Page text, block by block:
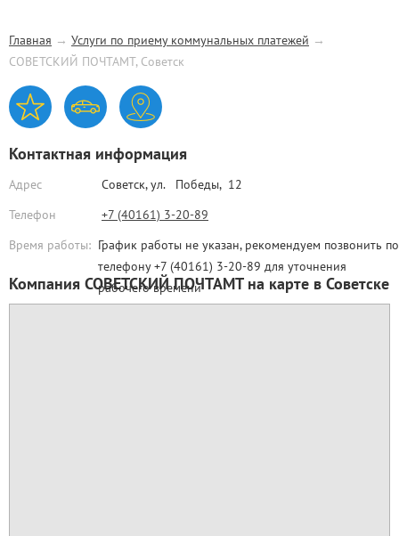
Главная → Услуги по приему коммунальных платежей →
СОВЕТСКИЙ ПОЧТАМТ, Советск
Контактная информация
Адрес Советск,ул. Победы, 12
Телефон
+7 (40161) 3-20-89
Время работы: График работы не указан, рекомендуем позвонить по
телефону +7 (40161) 3-20-89 для уточнения
рабочего времени
Компания СОВЕТСКИЙ ПОЧТАМТ на карте в Советске